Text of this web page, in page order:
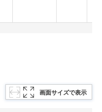
画面サイズで表示